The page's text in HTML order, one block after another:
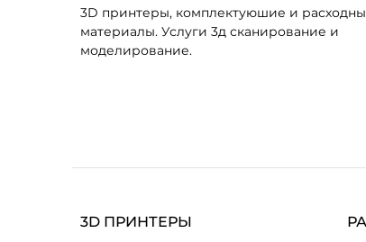
3D принтеры, комплектуюшие и
материалы. Услуги 3д сканирование и
моделирование.
3D ПРИНТЕРЫ